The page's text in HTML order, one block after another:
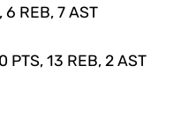
REB, 7 AST
13 REB, 2 AST